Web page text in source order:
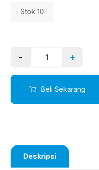
Stok 10
- +
Beli Sekarang
Deskripsi